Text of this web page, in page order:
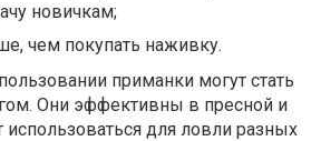
новичкам;
чем покупать наживку.
приманки могут стать
Они эффективны в пресной и
использоваться для ловли разных